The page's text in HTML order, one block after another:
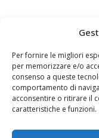
Per fornire le migliori
per memorizzare e/o
consenso a queste
comportamento di
acconsentire o ritirare il
caratteristiche e funzioni.